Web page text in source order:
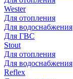
Wester
Для отопления
Для водоснабжения
Для ГВС
Stout
Для отопления
Для водоснабжения
Reflex